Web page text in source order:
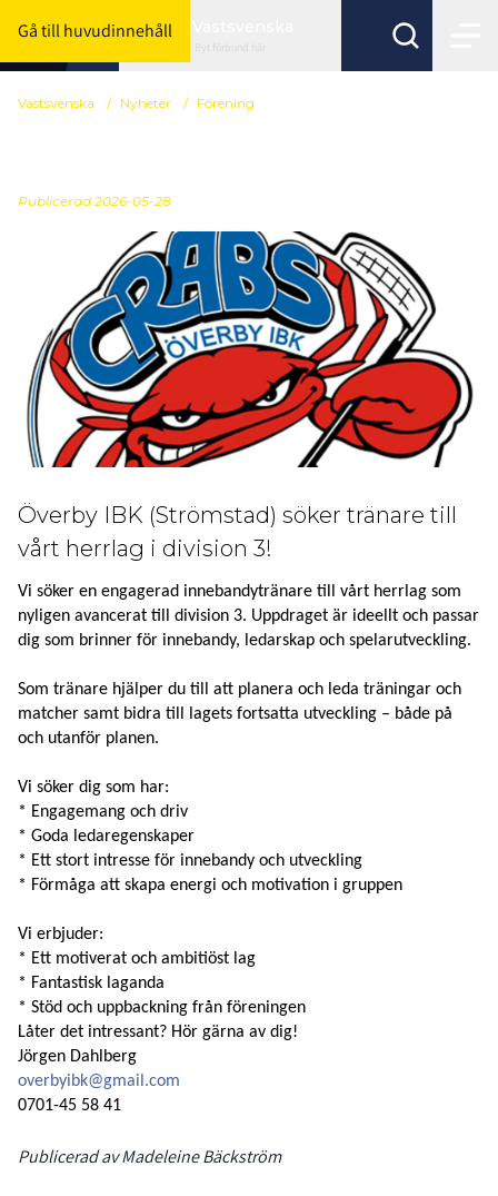
Gå till huvudinnehåll
Byt förbund här
Västsvenska / Nyheter / Förening
Publicerad 2026-05-28
Överby IBK (Strömstad) söker tränare till
vårt herrlag i division 3!
Vi söker en engagerad innebandytränare till vårt herrlag som
nyligen avancerat till division 3. Uppdraget är ideellt och passar
dig som brinner för innebandy, ledarskap och spelarutveckling.
Som tränare hjälper du till att planera och leda träningar och
matcher samt bidra till lagets fortsatta utveckling – både på
och utanför planen.
Vi söker dig som har:
* Engagemang och driv
* Goda ledaregenskaper
* Ett stort intresse för innebandy och utveckling
* Förmåga att skapa energi och motivation i gruppen
Vi erbjuder:
* Ett motiverat och ambitiöst lag
* Fantastisk laganda
* Stöd och uppbackning från föreningen
Låter det intressant? Hör gärna av dig!
Jörgen Dahlberg
overbyibk@gmail.com
0701-45 58 41
Publicerad av Madeleine Bäckström